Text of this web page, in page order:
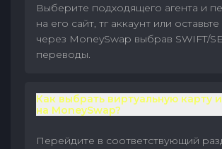
Выберите подходящего агента и
на его сайт, тг аккаунт или оставьте
через MoneySwap выбрав SWIFT/
переводы.
Как выбрать виртуальную карту
на MoneySwap?
Перейдите в соответствующий